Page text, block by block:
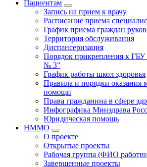
Пациентам
Запись на прием к врачу
Расписание приема
График приема граждан
Территория обслуживания
Диспансеризация
Порядок прикрепления к
№ 3”
График работы школ здоровья
Правила и порядки оказания
помощи
Права гражданина в сфере
Инфографика Минздрава
Юридическая помощь
НММО
О проекте
Открытые проекты
Рабочая группа (ФИО
Завершенные проекты